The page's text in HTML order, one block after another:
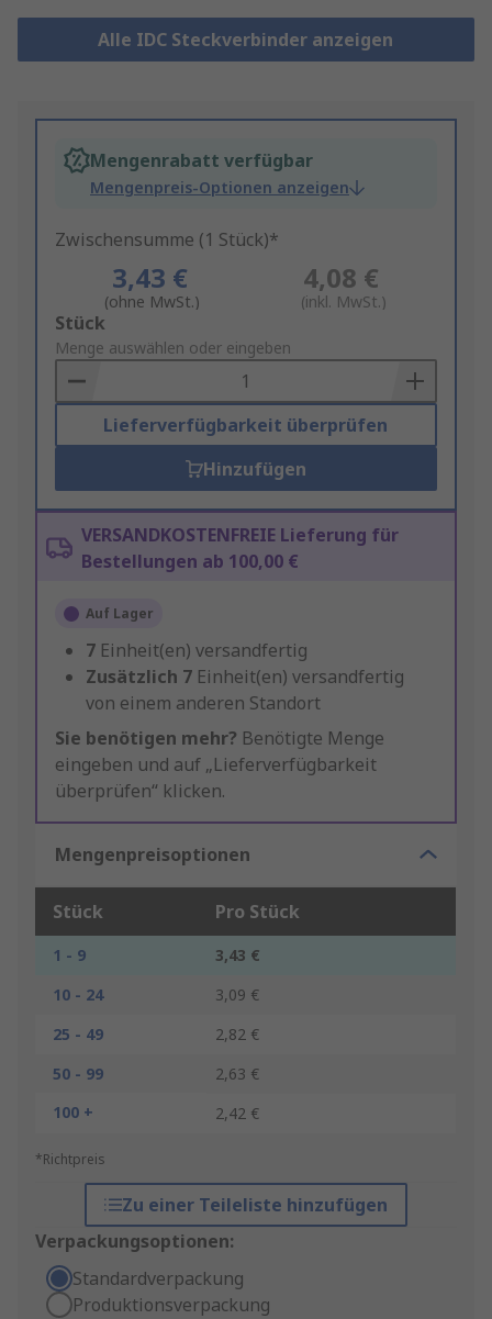
Alle IDC Steckverbinder anzeigen
Mengenrabatt verfügbar
Mengenpreis-Optionen anzeigen
Zwischensumme (1 Stück)*
3,43 €
(ohne MwSt.)
4,08 €
(inkl. MwSt.)
Add
to
Basket
Stück
Menge auswählen oder eingeben
Lieferverfügbarkeit überprüfen
Hinzufügen
VERSANDKOSTENFREIE Lieferung für
Bestellungen ab 100,00 €
Auf Lager
7 Einheit(en) versandfertig
Zusätzlich 7 Einheit(en) versandfertig
von einem anderen Standort
Sie benötigen mehr? Benötigte Menge
eingeben und auf „Lieferverfügbarkeit
überprüfen“ klicken.
Mengenpreisoptionen
Stück Pro Stück
1 - 9
3,43 €
10 - 24
3,09 €
25 - 49
2,82 €
50 - 99
2,63 €
100 +
2,42 €
*Richtpreis
Zu einer Teileliste hinzufügen
Verpackungsoptionen:
Standardverpackung
Produktionsverpackung